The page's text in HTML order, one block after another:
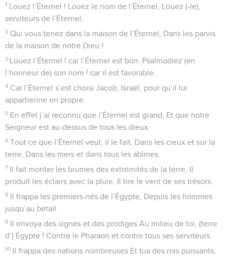
© Société biblique française – Bibli’O, 1978, avec autorisation. Pour vous procurer
Psaumes 134
Seuls les Évangiles sont disponibles en vidéo pour le moment.
Je le sais, le Seigneur est grand
1 Cantique des montées. Voici : bénissez l’Éternel, vous tous,
serviteurs de l’Éternel, Qui vous tenez dans la maison de
l’Éternel pendant les nuits !
2 Élevez vos mains vers le sanctuaire Et bénissez l’Éternel !
3 Que l’Éternel te bénisse de Sion, Lui qui a fait les cieux et
la terre !
© Société biblique française – Bibli’O, 1978, avec autorisation. Pour vous procurer